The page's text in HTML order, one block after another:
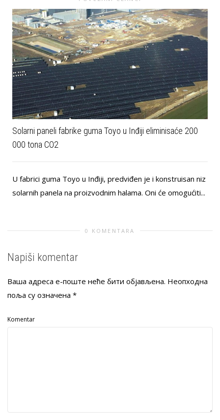
Solarni paneli fabrike guma Toyo u Inđiji eliminisaće 200
000 tona CO2
U fabrici guma Toyo u Inđiji, predviđen je i konstruisan niz
solarnih panela na proizvodnim halama. Oni će omogućiti...
0 KOMENTARA
Napiši komentar
Ваша адреса е-поште неће бити објављена. Неопходна
поља су означена *
Komentar